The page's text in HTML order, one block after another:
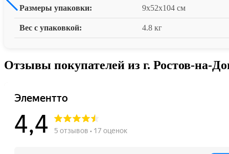
Размеры упаковки: 9x52x104 см
Вес с упаковкой: 4.8 кг
Отзывы покупателей из г. Ростов-на-